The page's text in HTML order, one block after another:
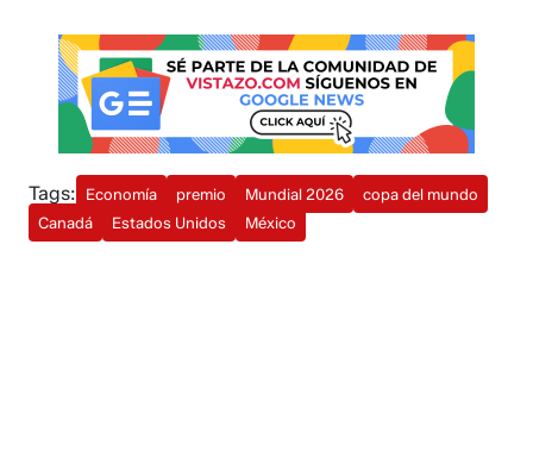
Tags: Economía premio Mundial 2026
copa del mundo
Canadá
Estados Unidos México